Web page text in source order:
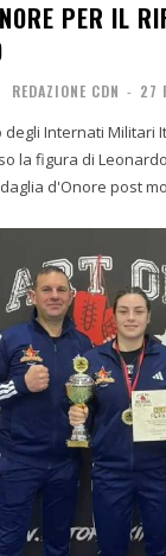
PER IL
REDAZIONE CDN - 27
Internati Militari
la figura di
d'Onore post